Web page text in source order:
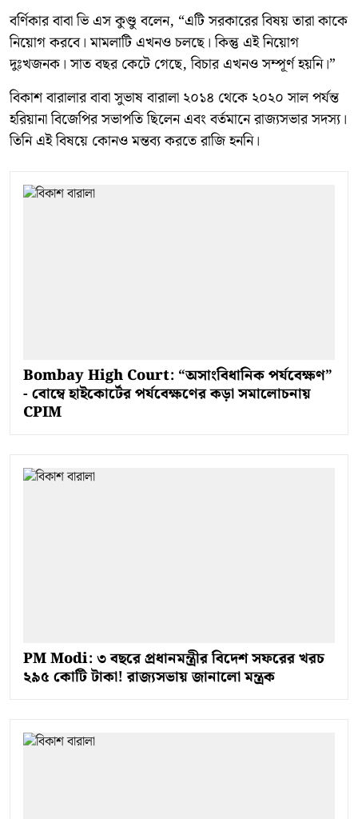
বর্ণিকার বাবা ভি এস কুণ্ডু বলেন, “এটি সরকারের বিষয় তারা কাকে
নিয়োগ করবে। মামলাটি এখনও চলছে। কিন্তু এই নিয়োগ
দুঃখজনক। সাত বছর কেটে গেছে, বিচার এখনও সম্পূর্ণ হয়নি।”
বিকাশ বারালার বাবা সুভাষ বারালা ২০১৪ থেকে ২০২০ সাল পর্যন্ত
হরিয়ানা বিজেপির সভাপতি ছিলেন এবং বর্তমানে রাজ্যসভার সদস্য।
তিনি এই বিষয়ে কোনও মন্তব্য করতে রাজি হননি।
Bombay High Court: “অসাংবিধানিক পর্যবেক্ষণ”
- বোম্বে হাইকোর্টের পর্যবেক্ষণের কড়া সমালোচনায়
CPIM
PM Modi: ৩ বছরে প্রধানমন্ত্রীর বিদেশ সফরের খরচ
২৯৫ কোটি টাকা! রাজ্যসভায় জানালো মন্ত্রক